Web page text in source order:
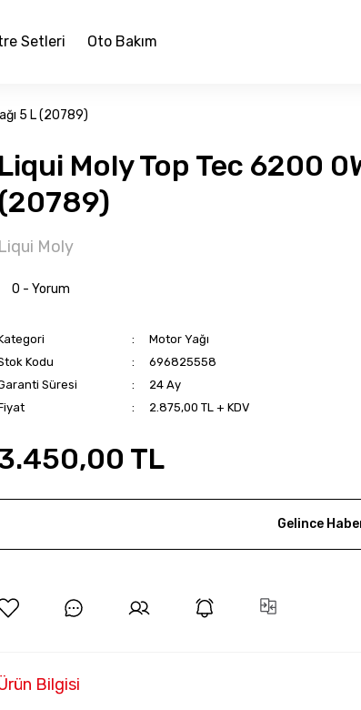
Setleri Oto Bakım
5 L (20789)
Liqui Moly Top Tec 6200
(20789)
Liqui Moly
0 - Yorum
Motor Yağı
Kodu
696825558
Süresi
24 Ay
2.875,00 TL + KDV
TL
Gelince
Bilgisi